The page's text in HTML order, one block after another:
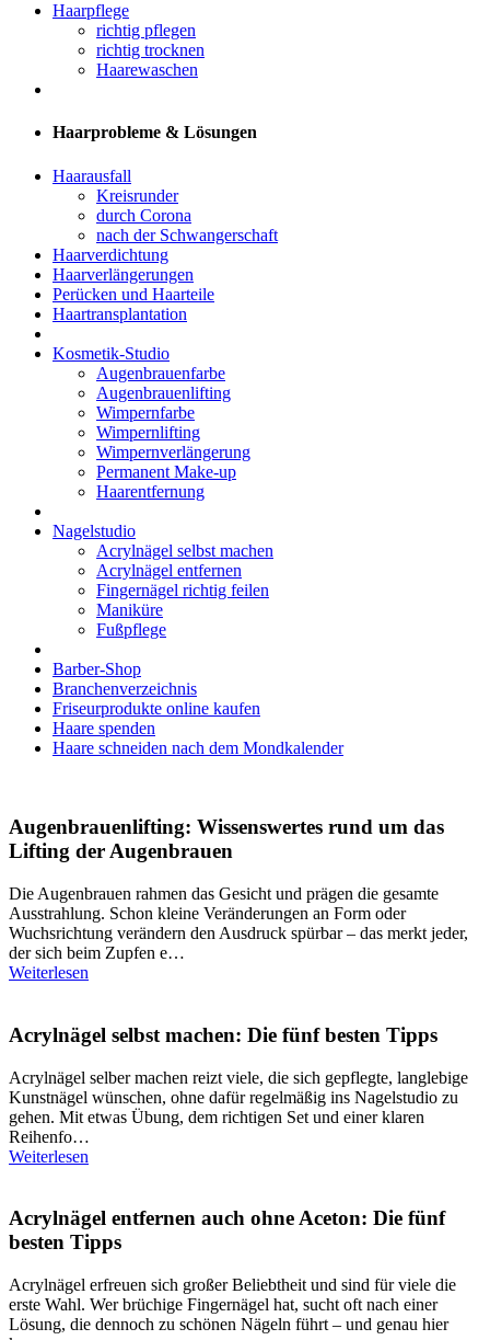
Haarpflege
richtig pflegen
richtig trocknen
Haarewaschen
Haarprobleme & Lösungen
Haarausfall
Kreisrunder
durch Corona
nach der Schwangerschaft
Haarverdichtung
Haarverlängerungen
Perücken und Haarteile
Haartransplantation
Kosmetik-Studio
Augenbrauenfarbe
Augenbrauenlifting
Wimpernfarbe
Wimpernlifting
Wimpernverlängerung
Permanent Make-up
Haarentfernung
Nagelstudio
Acrylnägel selbst machen
Acrylnägel entfernen
Fingernägel richtig feilen
Maniküre
Fußpflege
Barber-Shop
Branchenverzeichnis
Friseurprodukte online kaufen
Haare spenden
Haare schneiden nach dem Mondkalender
Augenbrauenlifting: Wissenswertes rund um das
Lifting der Augenbrauen
Die Augenbrauen rahmen das Gesicht und prägen die gesamte
Ausstrahlung. Schon kleine Veränderungen an Form oder
Wuchsrichtung verändern den Ausdruck spürbar – das merkt jeder,
der sich beim Zupfen e…
Weiterlesen
Acrylnägel selbst machen: Die fünf besten Tipps
Acrylnägel selber machen reizt viele, die sich gepflegte, langlebige
Kunstnägel wünschen, ohne dafür regelmäßig ins Nagelstudio zu
gehen. Mit etwas Übung, dem richtigen Set und einer klaren
Reihenfo…
Weiterlesen
Acrylnägel entfernen auch ohne Aceton: Die fünf
besten Tipps
Acrylnägel erfreuen sich großer Beliebtheit und sind für viele die
erste Wahl. Wer brüchige Fingernägel hat, sucht oft nach einer
Lösung, die dennoch zu schönen Nägeln führt – und genau hier